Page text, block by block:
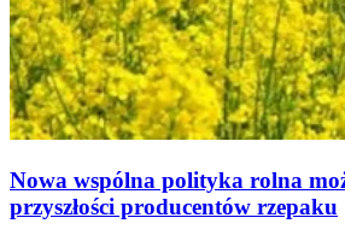
Nowa wspólna polityka rolna
przyszłości producentów rzepaku